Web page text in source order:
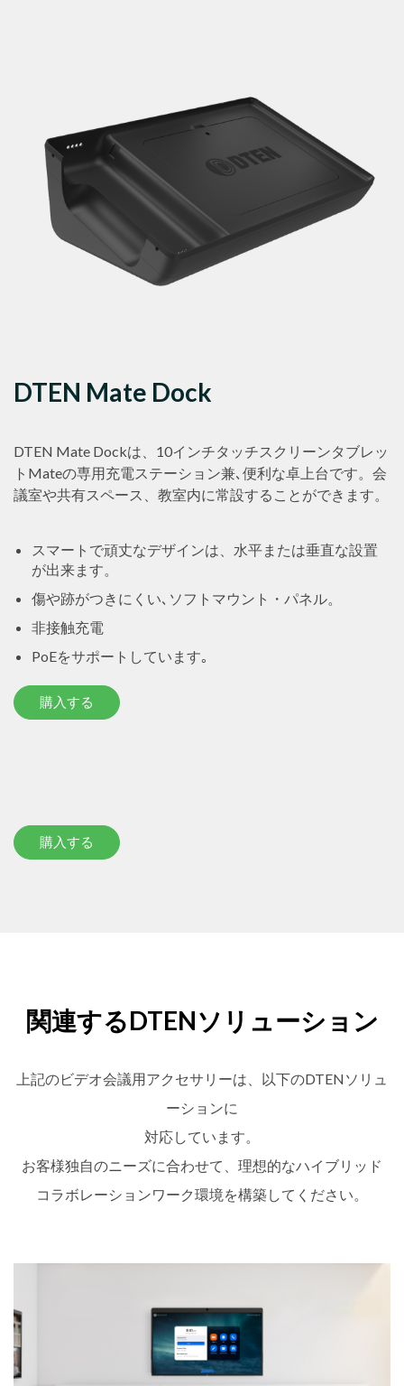
DTEN Mate Dock
DTEN Mate Dockは、10インチタッチスクリーンタブレッ
トMateの専用充電ステーション兼､便利な卓上台です。会
議室や共有スペース、教室内に常設することができます。
スマートで頑丈なデザインは、水平または垂直な設置
が出来ます。
傷や跡がつきにくい､ソフトマウント・パネル。
非接触充電
PoEをサポートしています｡
購入する
購入する
関連するDTENソリューション
上記のビデオ会議用アクセサリーは、以下のDTENソリュ
ーションに
対応しています。
お客様独自のニーズに合わせて、理想的なハイブリッド
コラボレーションワーク環境を構築してください。